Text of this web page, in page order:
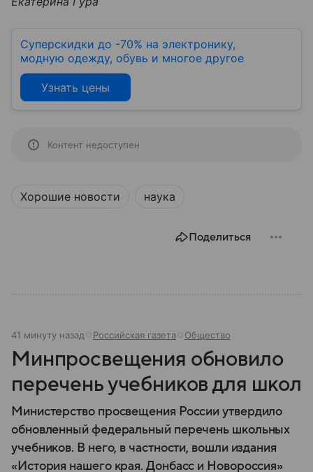
Суперскидки до -70% на электронику,
модную одежду, обувь и многое другое
Узнать цены
Контент недоступен
Хорошие новости наука
Поделиться
41 минуту назад Российская газета Общество
Минпросвещения обновило
перечень учебников для школ
Министерство просвещения России утвердило
обновленный федеральный перечень школьных
учебников. В него, в частности, вошли издания
«История нашего края. Донбасс и Новороссия»